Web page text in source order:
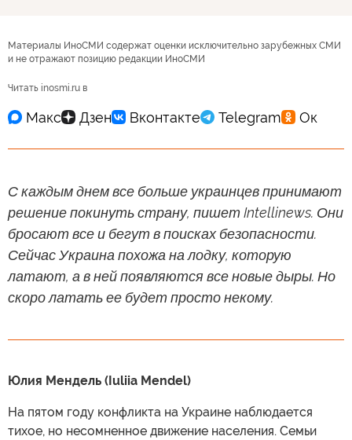
Материалы ИноСМИ содержат оценки исключительно зарубежных СМИ
и не отражают позицию редакции ИноСМИ
Читать inosmi.ru в
С каждым днем все больше украинцев принимают
решение покинуть страну, пишет Intellinews. Они
бросают все и бегут в поисках безопасности.
Сейчас Украина похожа на лодку, которую
латают, а в ней появляются все новые дыры. Но
скоро латать ее будет просто некому.
Юлия Мендель (Iuliia Mendel)
На пятом году конфликта на Украине наблюдается
тихое, но несомненное движение населения. Семьи